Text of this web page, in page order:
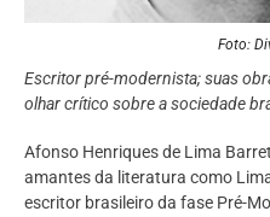
Foto:
Escritor pré-modernista; suas
olhar crítico sobre a sociedade
Afonso Henriques de Lima
amantes da literatura como
escritor brasileiro da fase Pré-